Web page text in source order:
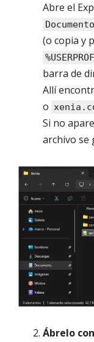
Abre el
(o copia y
barra de
Allí
o
Si no
archivo se
Ábrelo